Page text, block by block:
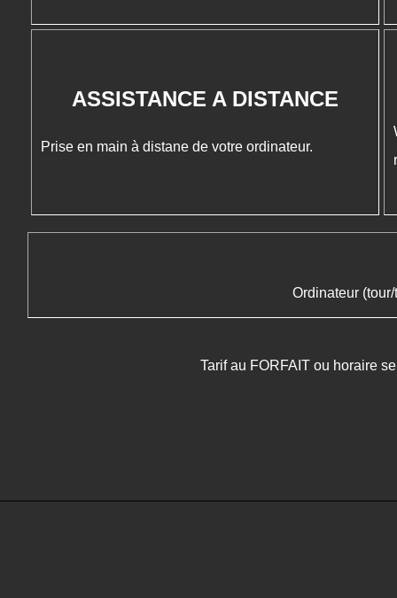
ASSISTANCE A DISTANCE
Prise en main à distane de votre ordinateur.
Ordinateur
Tarif au FORFAIT ou horaire